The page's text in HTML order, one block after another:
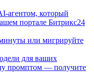
агентом, который
портале Битрикс24
или мигрируйте
для ваших
промптом — получите